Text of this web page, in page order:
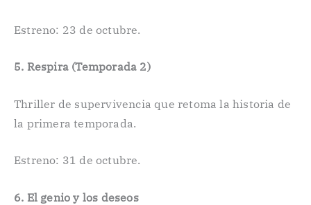
Estreno: 23 de octubre.
5. Respira (Temporada 2)
Thriller de supervivencia que retoma la historia de
la primera temporada.
Estreno: 31 de octubre.
6. El genio y los deseos